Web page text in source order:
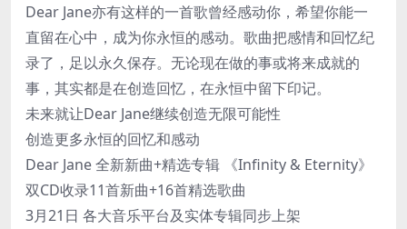
Dear Jane亦有这样的一首歌曾经感动你，希望你能一
直留在心中，成为你永恒的感动。歌曲把感情和回忆纪
录了，足以永久保存。无论现在做的事或将来成就的
事，其实都是在创造回忆，在永恒中留下印记。
未来就让Dear Jane继续创造无限可能性
创造更多永恒的回忆和感动
Dear Jane 全新新曲+精选专辑 《Infinity & Eternity》
双CD收录11首新曲+16首精选歌曲
3月21日 各大音乐平台及实体专辑同步上架